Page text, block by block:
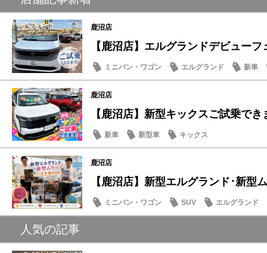
鹿沼店
【鹿沼店】エルグランドデビュー
ミニバン・ワゴン エルグランド
新車
試乗車・展示車
鹿沼店
【鹿沼店】新型キックスご試乗でき
新車 新型車 キックス
鹿沼店
【鹿沼店】新型エルグランド･新型
ミニバン・ワゴン SUV エルグランド
人気の記事